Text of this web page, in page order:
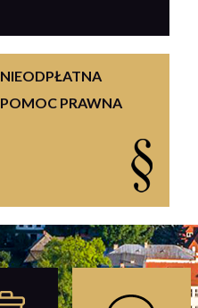
NIEODPŁATNA
POMOC PRAWNA